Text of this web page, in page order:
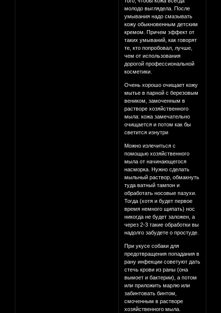
молодо выглядела. После
умывания надо смазывать
кожу обыкновенным детским
кремом. Причем эффект от
таких умываний, как говорят
те, кто попробовал, лучше,
чем от использования
дорогой профессиональной
косметики.
Очень хорошо очищает кожу
мытье в парной с березовым
веником, замоченным в
растворе хозяйственного
мыла: кожа замечательно
очищается и потом как бы
светится изнутри
Можно излечиться с
помощью хозяйственного
мыла от начинающегося
насморка. Нужно сделать
мыльный раствор, обмакнуть
туда ватный тампон и
обработать носовые пазухи.
Тогда (хотя и будет первое
время немного щипать) нос
никогда не будет заложен, а
через 2-3 такие обработки вы
надолго забудете о простуде.
При укусе собаки для
предотвращения попадания в
рану инфекции советуют дать
стечь крови из раны (она
вымоет и бактерии), а потом
или приложить марлю или
забинтовать бинтом,
смоченным в растворе
хозяйственного мыла.